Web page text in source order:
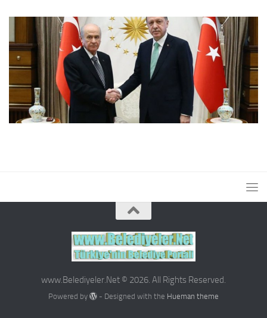
www.Belediyeler.Net © 2026. All Rights Reserved.
Powered by - Designed with the Hueman theme